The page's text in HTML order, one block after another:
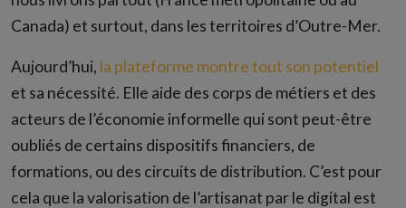
Canada) et surtout, dans les territoires d’Outre-Mer.
Aujourd’hui, la plateforme montre tout son potentiel
et sa nécessité. Elle aide des corps de métiers et des
acteurs de l’économie informelle qui sont peut-être
oubliés de certains dispositifs financiers, de
formations, ou des circuits de distribution. C’est pour
cela que la valorisation de l’artisanat par le digital est